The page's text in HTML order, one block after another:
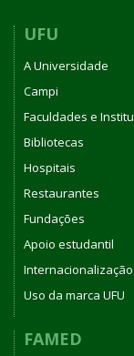
UFU
A Universidade
Campi
Faculdades e
Bibliotecas
Hospitais
Restaurantes
Fundações
Apoio estudantil
Internacionalização
Uso da marca UFU
FAMED